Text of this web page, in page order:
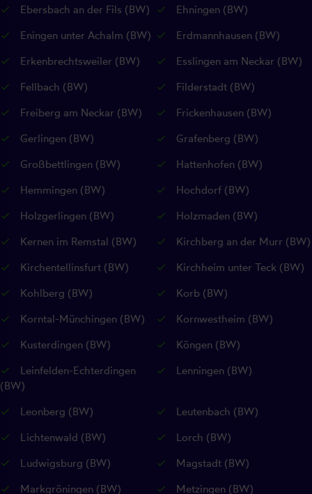
Ebersbach an der Fils (BW)
Ehningen (BW)
Eningen unter Achalm (BW)
Erdmannhausen (BW)
Erkenbrechtsweiler (BW)
Esslingen am Neckar (BW)
Fellbach (BW)
Filderstadt (BW)
Freiberg am Neckar (BW)
Frickenhausen (BW)
Gerlingen (BW)
Grafenberg (BW)
Großbettlingen (BW)
Hattenhofen (BW)
Hemmingen (BW)
Hochdorf (BW)
Holzgerlingen (BW)
Holzmaden (BW)
Kernen im Remstal (BW)
Kirchberg an der Murr (BW)
Kirchentellinsfurt (BW)
Kirchheim unter Teck (BW)
Kohlberg (BW)
Korb (BW)
Korntal-Münchingen (BW)
Kornwestheim (BW)
Kusterdingen (BW)
Köngen (BW)
Leinfelden-Echterdingen
(BW)
Lenningen (BW)
Leonberg (BW)
Leutenbach (BW)
Lichtenwald (BW)
Lorch (BW)
Ludwigsburg (BW)
Magstadt (BW)
Markgröningen (BW)
Metzingen (BW)